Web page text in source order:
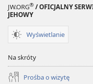
JW.ORG® / OFICJALNY
JEHOWY
Wyświetlanie
Na skróty
Prośba o wizytę